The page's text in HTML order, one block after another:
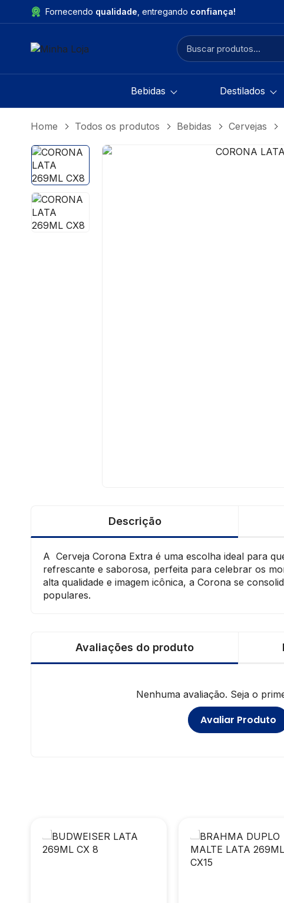
Fornecendo qualidade , entregando confiança!
Bebidas Destilados
Home Todos os produtos Bebidas Cervejas
Descrição
A Cerveja Corona Extra é uma escolha ideal para
refrescante e saborosa, perfeita para celebrar os
alta qualidade e imagem icônica, a Corona se
populares.
Avaliações do produto
Nenhuma avaliação. Seja o
Avaliar Produto